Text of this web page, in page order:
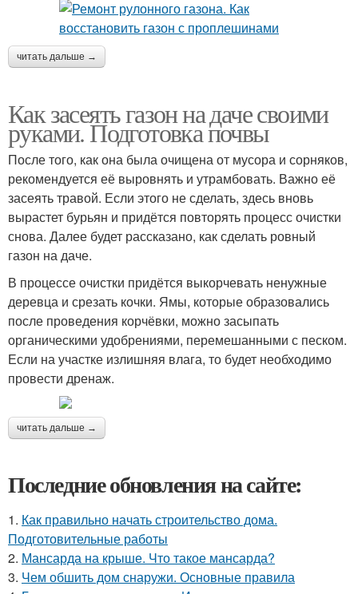
читать дальше →
Как засеять газон на даче своими
руками. Подготовка почвы
После того, как она была очищена от мусора и сорняков,
рекомендуется её выровнять и утрамбовать. Важно её
засеять травой. Если этого не сделать, здесь вновь
вырастет бурьян и придётся повторять процесс очистки
снова. Далее будет рассказано, как сделать ровный
газон на даче.
В процессе очистки придётся выкорчевать ненужные
деревца и срезать кочки. Ямы, которые образовались
после проведения корчёвки, можно засыпать
органическими удобрениями, перемешанными с песком.
Если на участке излишняя влага, то будет необходимо
провести дренаж.
читать дальше →
Последние обновления на сайте:
1. Как правильно начать строительство дома.
Подготовительные работы
2. Мансарда на крыше. Что такое мансарда?
3. Чем обшить дом снаружи. Основные правила